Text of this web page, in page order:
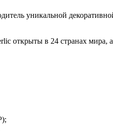
уникальной
в 24 странах мира, а